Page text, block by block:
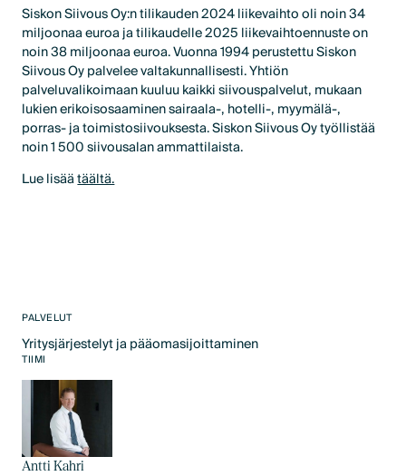
PALVELUT
Yritysjärjestelyt ja pääomasijoittaminen
Text Link
TIIMI
Antti Kahri
Siskon Siivous Oy:n tilikauden 2024 liikevaihto oli noin 34
miljoonaa euroa ja tilikaudelle 2025 liikevaihtoennuste on
noin 38 miljoonaa euroa. Vuonna 1994 perustettu Siskon
Siivous Oy palvelee valtakunnallisesti. Yhtiön
palveluvalikoimaan kuuluu kaikki siivouspalvelut, mukaan
lukien erikoisosaaminen sairaala-, hotelli-, myymälä-,
porras- ja toimistosiivouksesta. Siskon Siivous Oy työllistää
noin 1 500 siivousalan ammattilaista.
Lue lisäätäältä.